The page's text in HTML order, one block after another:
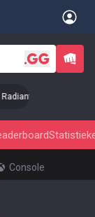
Status!
Console